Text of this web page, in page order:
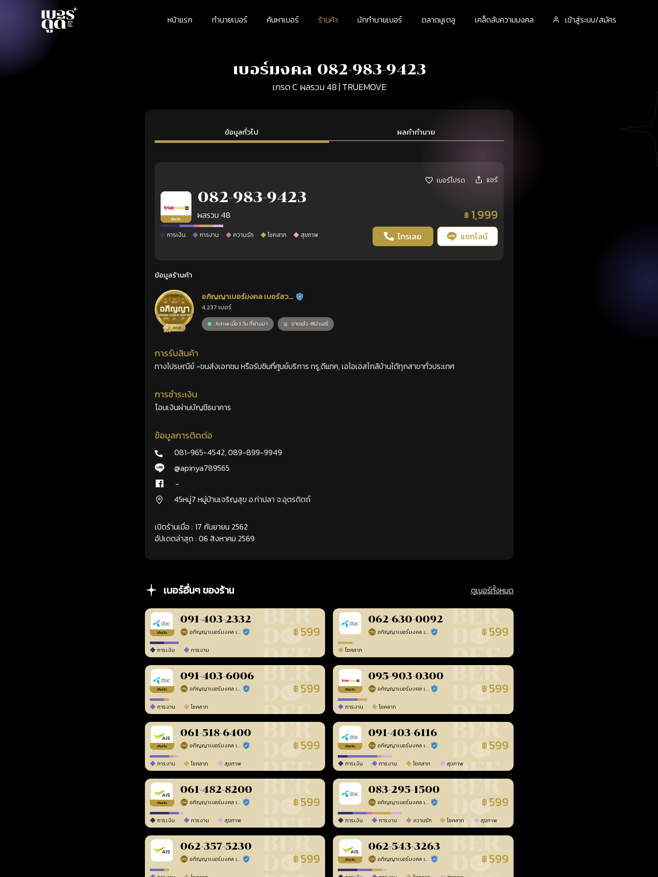
หน้าแรก ทำนายเบอร์ ค้นหาเบอร์ ร้านค้า นักทำนายเบอร์ ตลาดมูเตลู เคล็ดลับความมงคล เข้าสู่ระบบ/สมัคร
เบอร์มงคล 082-983-9423
เกรด C ผลรวม 48 | TRUEMOVE
ข้อมูลทั่วไป ผลคำทำนาย
เบอร์โปรด แชร์
เติมเงิน
082-983-9423
ผลรวม 48 ฿ 1,999
การเงิน การงาน ความรัก โชคลาภ สุขภาพ โทรเลย แชทไลน์
ข้อมูลร้านค้า
อภิญญาเบอร์มงคล เบอร์สวย
เลขศาสตร์
ร้านยืนยันแล้ว
4,237 เบอร์
Active เมื่อ 3 วัน ที่ผ่านมา ขายแล้ว : 652 เบอร์
การรับสินค้า
ทางไปรษณีย์ -ขนส่งเอกชน หรือรับซิมที่ศูนย์บริการ ทรู,ดีแทค, เอไอเอสไกล้บ้านได้ทุกสาขาทั่วประเทศ
การชำระเงิน
โอนเงินผ่านบัญชีธนาคาร
ข้อมูลการติดต่อ
081-965-4542,089-899-9949
@apinya789565
-
45หมู่7 หมู่บ้านเจริญสุข อ.ท่าปลา จ.อุตรดิตถ์
เปิดร้านเมื่อ : 17 กันยายน 2562
อัปเดตล่าสุด : 06 สิงหาคม 2569
เบอร์อื่นๆ ของร้าน ดูเบอร์ทั้งหมด
เติมเงิน
091-403-2332
อภิญญาเบอร์มงคล เบอร์สวยเลขศาสตร์ ร้านยืนยันแล้ว ฿ 599
การเงิน การงาน
062-630-0092
อภิญญาเบอร์มงคล เบอร์สวยเลขศาสตร์ ร้านยืนยันแล้ว ฿ 599
โชคลาภ
เติมเงิน
091-403-6006
อภิญญาเบอร์มงคล เบอร์สวยเลขศาสตร์ ร้านยืนยันแล้ว ฿ 599
การงาน โชคลาภ
เติมเงิน
095-903-0300
อภิญญาเบอร์มงคล เบอร์สวยเลขศาสตร์ ร้านยืนยันแล้ว ฿ 599
การงาน โชคลาภ
เติมเงิน
061-518-6400
อภิญญาเบอร์มงคล เบอร์สวยเลขศาสตร์ ร้านยืนยันแล้ว ฿ 599
การงาน โชคลาภ สุขภาพ
เติมเงิน
091-403-6116
อภิญญาเบอร์มงคล เบอร์สวยเลขศาสตร์ ร้านยืนยันแล้ว ฿ 599
การเงิน การงาน โชคลาภ สุขภาพ
เติมเงิน
061-482-8200
อภิญญาเบอร์มงคล เบอร์สวยเลขศาสตร์ ร้านยืนยันแล้ว ฿ 599
การเงิน การงาน สุขภาพ
083-295-1500
อภิญญาเบอร์มงคล เบอร์สวยเลขศาสตร์ ร้านยืนยันแล้ว ฿ 599
การเงิน การงาน ความรัก โชคลาภ สุขภาพ
062-357-5230
อภิญญาเบอร์มงคล เบอร์สวยเลขศาสตร์ ร้านยืนยันแล้ว ฿ 599 เติมเงิน
062-543-3263
อภิญญาเบอร์มงคล เบอร์สวยเลขศาสตร์ ร้านยืนยันแล้ว ฿ 599